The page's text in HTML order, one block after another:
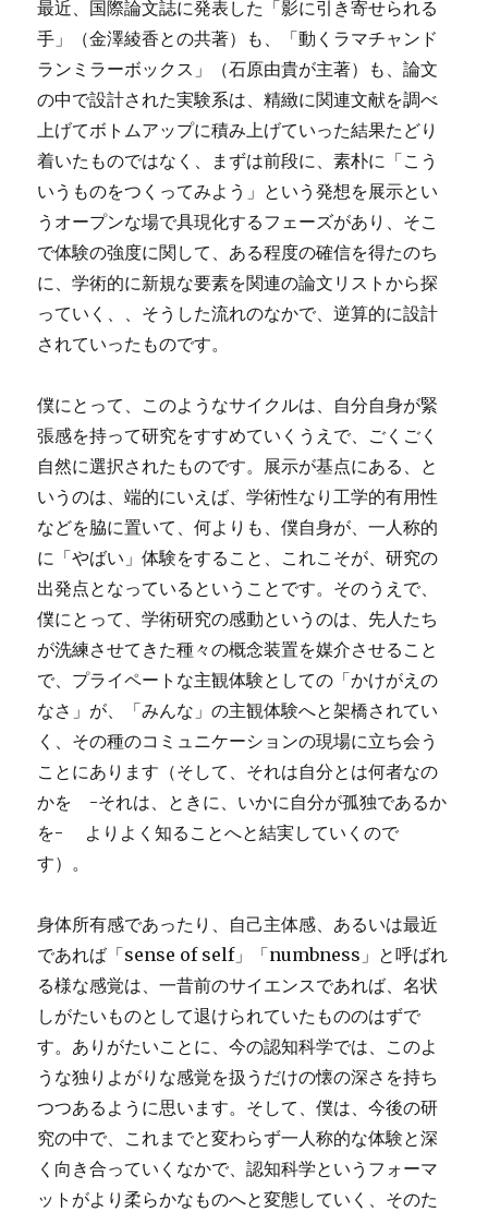
最近、国際論文誌に発表した「影に引き寄せられる
手」（金澤綾香との共著）も、「動くラマチャンド
ランミラーボックス」（石原由貴が主著）も、論文
の中で設計された実験系は、精緻に関連文献を調べ
上げてボトムアップに積み上げていった結果たどり
着いたものではなく、まずは前段に、素朴に「こう
いうものをつくってみよう」という発想を展示とい
うオープンな場で具現化するフェーズがあり、そこ
で体験の強度に関して、ある程度の確信を得たのち
に、学術的に新規な要素を関連の論文リストから探
っていく、、そうした流れのなかで、逆算的に設計
されていったものです。
僕にとって、このようなサイクルは、自分自身が緊
張感を持って研究をすすめていくうえで、ごくごく
自然に選択されたものです。展示が基点にある、と
いうのは、端的にいえば、学術性なり工学的有用性
などを脇に置いて、何よりも、僕自身が、一人称的
に「やばい」体験をすること、これこそが、研究の
出発点となっているということです。そのうえで、
僕にとって、学術研究の感動というのは、先人たち
が洗練させてきた種々の概念装置を媒介させること
で、プライペートな主観体験としての「かけがえの
なさ」が、「みんな」の主観体験へと架橋されてい
く、その種のコミュニケーションの現場に立ち会う
ことにあります（そして、それは自分とは何者なの
かを -それは、ときに、いかに自分が孤独であるか
を- よりよく知ることへと結実していくので
す）。
身体所有感であったり、自己主体感、あるいは最近
であれば「sense of self」「numbness」と呼ばれ
る様な感覚は、一昔前のサイエンスであれば、名状
しがたいものとして退けられていたもののはずで
す。ありがたいことに、今の認知科学では、このよ
うな独りよがりな感覚を扱うだけの懐の深さを持ち
つつあるように思います。そして、僕は、今後の研
究の中で、これまでと変わらず一人称的な体験と深
く向き合っていくなかで、認知科学というフォーマ
ットがより柔らかなものへと変態していく、そのた